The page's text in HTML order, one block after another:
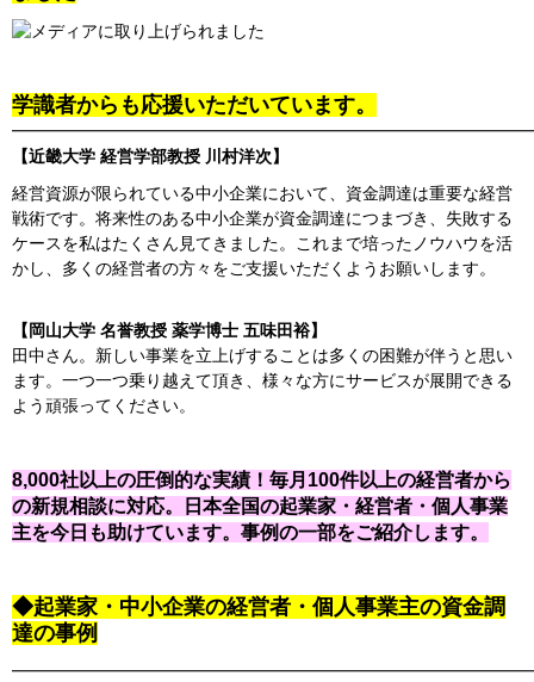
学識者からも応援いただいています。
【近畿大学 経営学部教授 川村洋次】
経営資源が限られている中小企業において、資金調達は重要な経営
戦術です。将来性のある中小企業が資金調達につまづき、失敗する
ケースを私はたくさん見てきました。これまで培ったノウハウを活
かし、多くの経営者の方々をご支援いただくようお願いします。
【岡山大学 名誉教授 薬学博士 五味田裕】
田中さん。新しい事業を立上げすることは多くの困難が伴うと思い
ます。一つ一つ乗り越えて頂き、様々な方にサービスが展開できる
よう頑張ってください。
8,000社以上の圧倒的な実績！毎月100件以上の経営者から
の新規相談に対応。日本全国の起業家・経営者・個人事業
主を今日も助けています。事例の一部をご紹介します。
◆起業家・中小企業の経営者・個人事業主の資金調
達の事例